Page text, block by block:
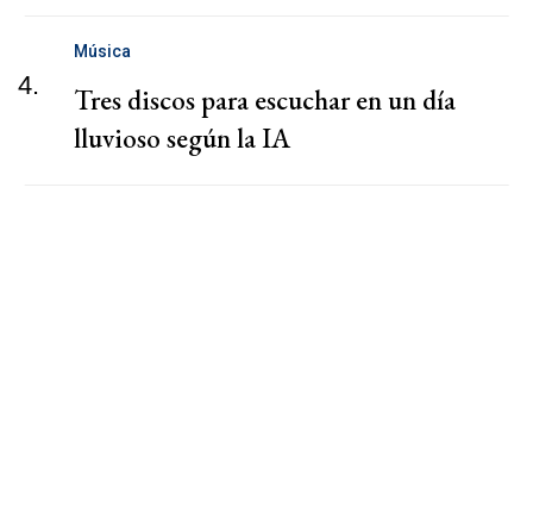
4.
Música
Tres discos para escuchar en un día
lluvioso según la IA